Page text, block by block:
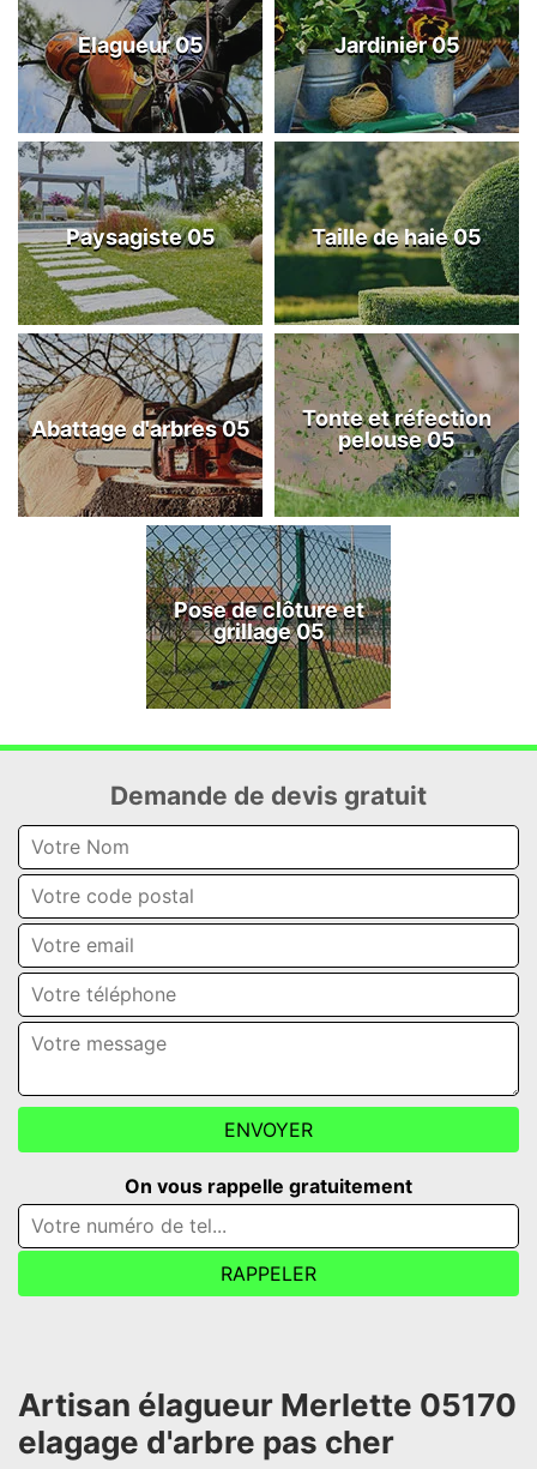
Elagueur 05 Jardinier 05
Paysagiste 05 Taille de haie 05
Abattage d'arbres 05
Tonte et réfection
pelouse 05
Pose de clôture et
grillage 05
Demande de devis gratuit
On vous rappelle gratuitement
Artisan élagueur Merlette 05170
elagage d'arbre pas cher